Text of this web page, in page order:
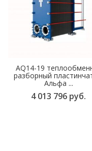
AQ14-19
разборный
Альфа ...
4 013 796 руб.